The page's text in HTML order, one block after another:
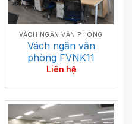
VÁCH NGĂN VĂN PHÒNG
Vách ngăn văn
phòng FVNK11
Liên hệ